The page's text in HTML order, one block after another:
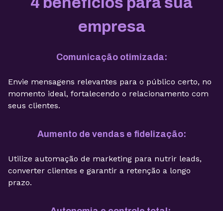
empresa
Comunicação otimizada:
Envie mensagens relevantes para o público certo, no
momento ideal, fortalecendo o relacionamento com
seus clientes.
Aumento de vendas e fidelização:
Utilize automação de marketing para nutrir leads,
converter clientes e garantir a retenção a longo
prazo.